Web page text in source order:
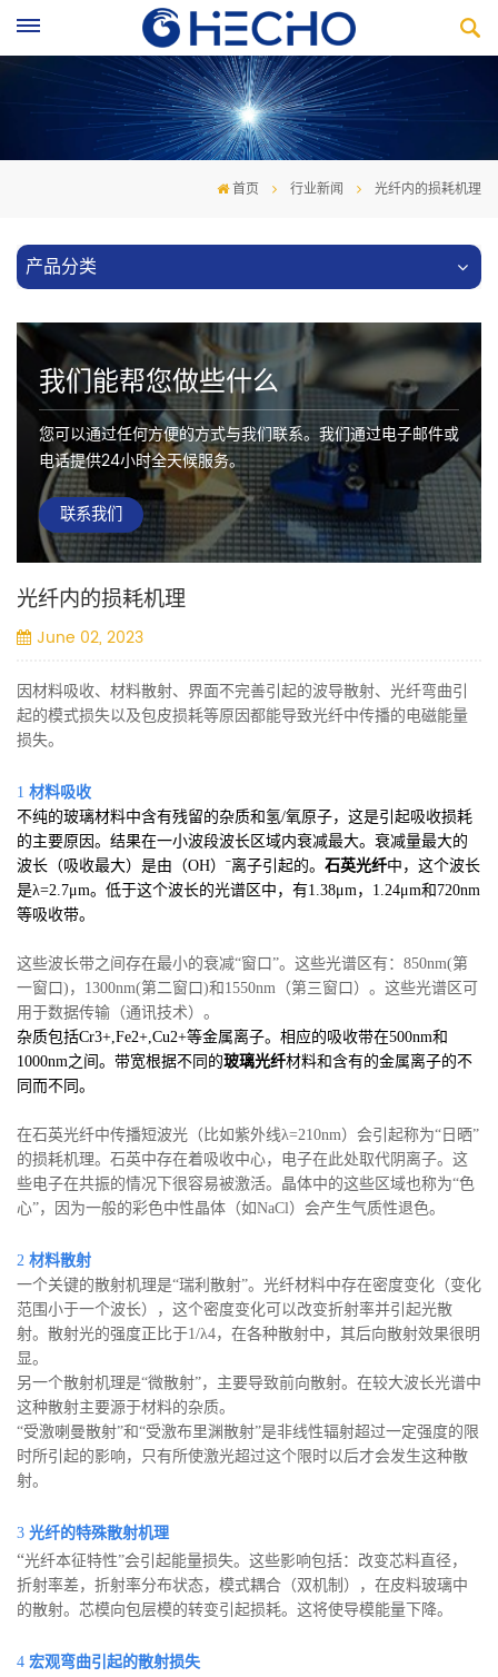
首页 行业新闻 光纤内的损耗机理
产品分类
我们能帮您做些什么
您可以通过任何方便的方式与我们联系。我们通过电子邮件或
电话提供24小时全天候服务。
联系我们
光纤内的损耗机理
June 02, 2023
因材料吸收、材料散射、界面不完善引起的波导散射、光纤弯曲引
起的模式损失以及包皮损耗等原因都能导致光纤中传播的电磁能量
损失。
1 材料吸收
不纯的玻璃材料中含有残留的杂质和氢/氧原子，这是引起吸收损耗
的主要原因。结果在一小波段波长区域内衰减最大。衰减量最大的
波长（吸收最大）是由（OH）ˉ离子引起的。 石英光纤中，这个波长
是λ=2.7μm。低于这个波长的光谱区中，有1.38μm，1.24μm和720nm
等吸收带。
这些波长带之间存在最小的衰减“窗口”。这些光谱区有：850nm(第
一窗口)，1300nm(第二窗口)和1550nm（第三窗口）。这些光谱区可
用于数据传输（通讯技术）。
杂质包括Cr3+,Fe2+,Cu2+等金属离子。相应的吸收带在500nm和
1000nm之间。带宽根据不同的玻璃光纤材料和含有的金属离子的不
同而不同。
在石英光纤中传播短波光（比如紫外线λ=210nm）会引起称为“日晒”
的损耗机理。石英中存在着吸收中心，电子在此处取代阴离子。这
些电子在共振的情况下很容易被激活。晶体中的这些区域也称为“色
心”，因为一般的彩色中性晶体（如NaCl）会产生气质性退色。
2 材料散射
一个关键的散射机理是“瑞利散射”。光纤材料中存在密度变化（变化
范围小于一个波长），这个密度变化可以改变折射率并引起光散
射。散射光的强度正比于1/λ4，在各种散射中，其后向散射效果很明
显。
另一个散射机理是“微散射”，主要导致前向散射。在较大波长光谱中
这种散射主要源于材料的杂质。
“受激喇曼散射”和“受激布里渊散射”是非线性辐射超过一定强度的限
时所引起的影响，只有所使激光超过这个限时以后才会发生这种散
射。
3 光纤的特殊散射机理
“光纤本征特性”会引起能量损失。这些影响包括：改变芯料直径，
折射率差，折射率分布状态，模式耦合（双机制），在皮料玻璃中
的散射。芯模向包层模的转变引起损耗。这将使导模能量下降。
4 宏观弯曲引起的散射损失